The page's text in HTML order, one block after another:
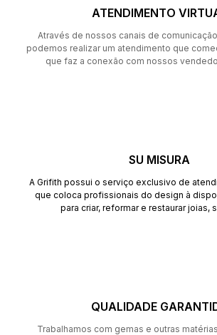
ATENDIMENTO
Através de nossos canais de
podemos realizar um atendimento que
que faz a conexão com nossos
SU MISURA
A Grifith possui o serviço exclusivo de
que coloca profissionais do design à
para criar, reformar e restaurar joias,
QUALIDADE
Trabalhamos com gemas e outras